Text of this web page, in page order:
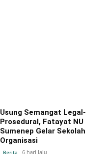
Usung Semangat Legal-
Prosedural, Fatayat NU
Sumenep Gelar Sekolah
Organisasi
Berita 6 hari lalu